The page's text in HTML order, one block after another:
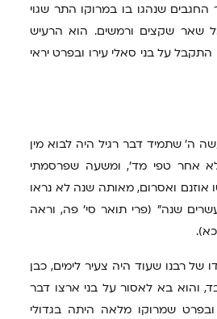
שנהגו בו במרוקו התר שגוי
שאר שקצים ורמשים. הוא הרעיש
על בני סאלי עירו ובפרט יראי
ה' שתמיד דבר רגיל היה לבוא מין
אחר טפי מד', ומשעה שפרסמתי
אוזנם ואסרום, מאותה שנה לא נראו
שנה" (פרי תואר סי' פה, וראה
של רבנו שעוד היה צעיר לימים, כבן
והוא בא לאסור על בני ארצו דבר
שמרוקו מלאה היתה בגדולי